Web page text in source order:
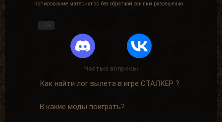
Копирование материалов без обратной ссылки разрешенно.
16+
Частые вопросы
Как найти лог вылета в игре СТАЛКЕР ?
В какие моды поиграть?